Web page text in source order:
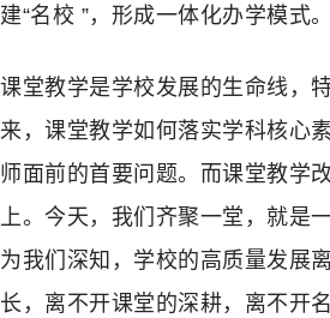
建“名校 ”，形成一体化办学模式。
课堂教学是学校发展的生命线，
来，课堂教学如何落实学科核心
师面前的首要问题。而课堂教学
上。今天，我们齐聚一堂，就是
为我们深知，学校的高质量发展
长，离不开课堂的深耕，离不开